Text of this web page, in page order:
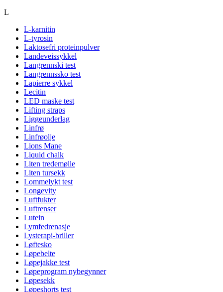
L
L-karnitin
L-tyrosin
Laktosefri proteinpulver
Landeveissykkel
Langrennski test
Langrennssko test
Lapierre sykkel
Lecitin
LED maske test
Lifting straps
Liggeunderlag
Linfrø
Linfrøolje
Lions Mane
Liquid chalk
Liten tredemølle
Liten tursekk
Lommelykt test
Longevity
Luftfukter
Luftrenser
Lutein
Lymfedrenasje
Lysterapi-briller
Løftesko
Løpebelte
Løpejakke test
Løpeprogram nybegynner
Løpesekk
Løpeshorts test